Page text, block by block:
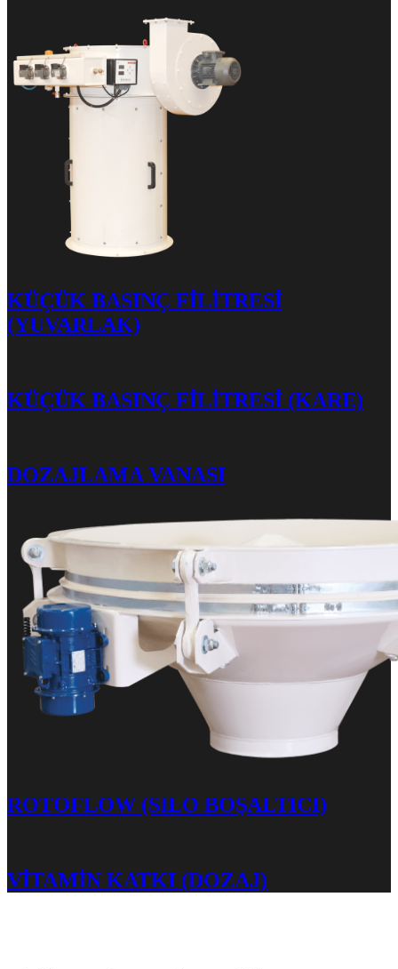
KÜÇÜK BASINÇ FİLİTRESİ
(YUVARLAK)
KÜÇÜK BASINÇ FİLİTRESİ (KARE)
DOZAJLAMA VANASI
ROTOFLOW (SILO BOŞALTICI)
VİTAMİN KATKI (DOZAJ)